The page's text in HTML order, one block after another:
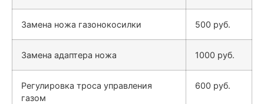
Замена ножа газонокосилки 500 руб.
Замена адаптера ножа 1000 руб.
Регулировка троса управления
газом
600 руб.